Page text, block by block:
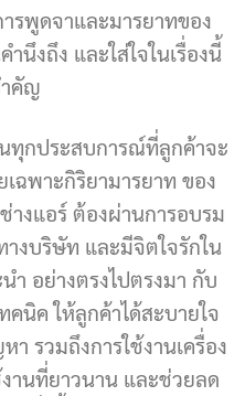
รพูดจาและมารยาทของ
นึงถึง และใส่ใจในเรื่องนี้
คัญ
นทุกประสบการณ์ที่ลูกค้าจะ
เฉพาะกิริยามารยาท ของ
งแอร์ ต้องผ่านการอบรม
างบริษัท และมีจิตใจรักใน
ำ อย่างตรงไปตรงมา กับ
คนิค ให้ลูกค้าได้สะบายใจ
รวมถึงการใช้งานเครื่อง
านที่ยาวนาน และช่วยลด